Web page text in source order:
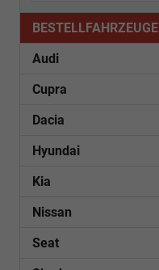
BESTELLFAHRZEUGE
Audi
Cupra
Dacia
Hyundai
Kia
Nissan
Seat